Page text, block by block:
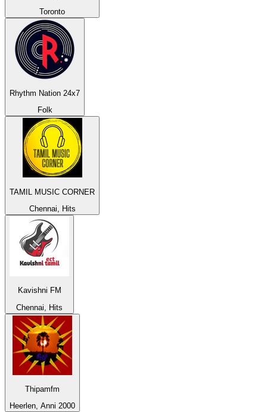
Toronto
Rhythm Nation 24x7
Folk
TAMIL MUSIC CORNER
Chennai, Hits
Kavishni FM
Chennai, Hits
Thipamfm
Heerlen, Anni 2000